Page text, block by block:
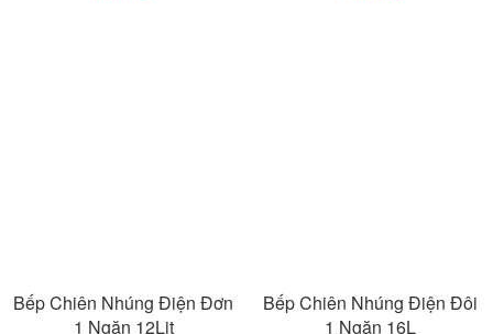
Bếp Chiên Nhúng Điện Đơn
1 Ngăn 12Lit
Bếp Chiên Nhúng Điện Đôi
1 Ngăn 16L